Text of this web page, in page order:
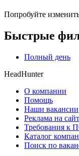
Попробуйте
Быстрые
Полный день
HeadHunter
О компании
Помощь
Наши вакансии
Реклама на
Требования к
Каталог
Поиск по